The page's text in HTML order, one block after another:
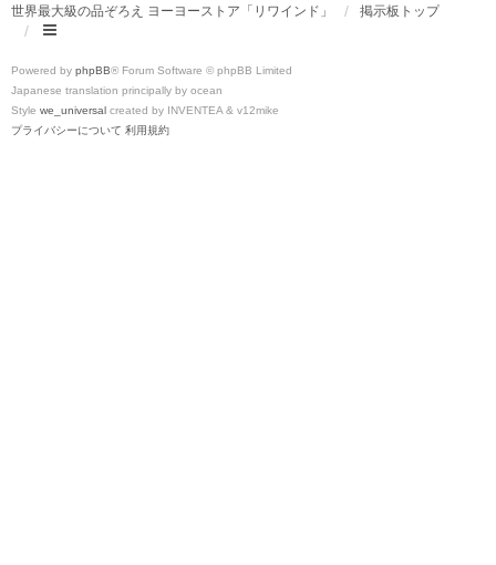
世界最大級の品ぞろえ ヨーヨーストア「リワインド」 掲示板トップ
Powered by phpBB® Forum Software © phpBB Limited
Japanese translation principally by ocean
Style we_universal created by INVENTEA & v12mike
プライバシーについて 利用規約